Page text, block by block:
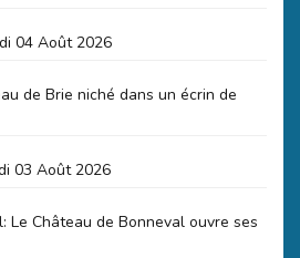
04 Août 2026
de Brie niché dans un écrin de
03 Août 2026
Le Château de Bonneval ouvre ses